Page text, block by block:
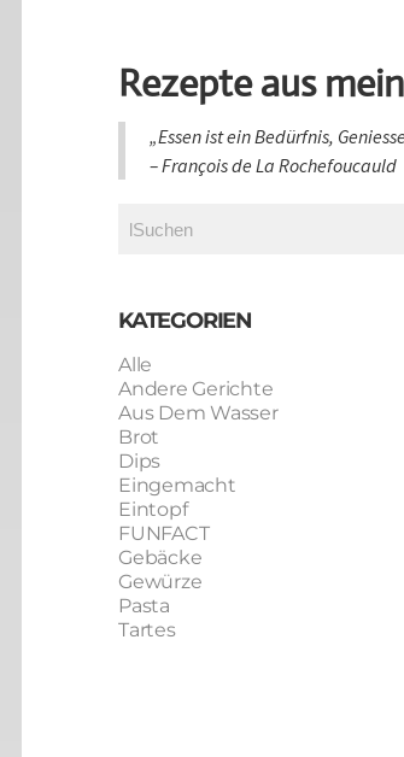
Rezepte aus
„Essen ist ein Bedürfnis,
​– François de La Rochefoucauld
KATEGORIEN
Alle
Andere Gerichte
Aus Dem Wasser
Brot
Dips
Eingemacht
Eintopf
FUNFACT
Gebäcke
Gewürze
Pasta
Tartes